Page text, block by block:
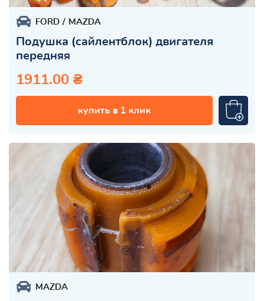
FORD MAZDA
Подушка (сайлентблок) двигателя
передняя
1911.00 ₴
купить в 1 клик
MAZDA